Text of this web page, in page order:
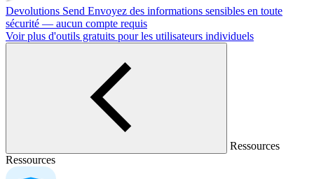
Devolutions Send Envoyez des informations sensibles en toute
sécurité — aucun compte requis
Voir plus d'outils gratuits pour les utilisateurs individuels
Ressources
Ressources